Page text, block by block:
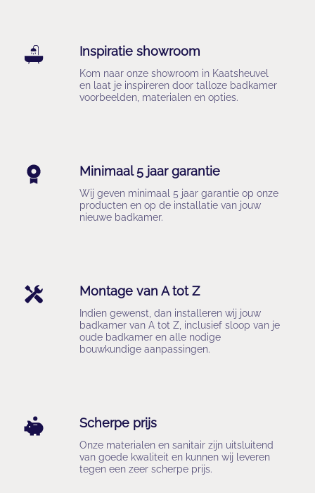
Inspiratie showroom
Kom naar onze showroom in Kaatsheuvel
en laat je inspireren door talloze badkamer
voorbeelden, materialen en opties.
Minimaal 5 jaar garantie
Wij geven minimaal 5 jaar garantie op onze
producten en op de installatie van jouw
nieuwe badkamer.
Montage van A tot Z
Indien gewenst, dan installeren wij jouw
badkamer van A tot Z, inclusief sloop van je
oude badkamer en alle nodige
bouwkundige aanpassingen.
Scherpe prijs
Onze materialen en sanitair zijn uitsluitend
van goede kwaliteit en kunnen wij leveren
tegen een zeer scherpe prijs.